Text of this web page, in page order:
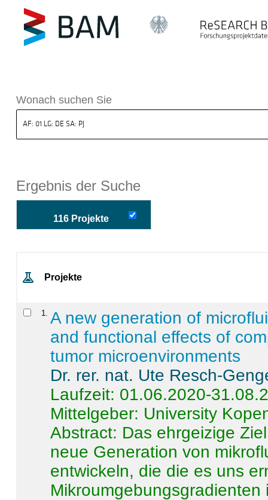
BAM
Wonach suchen Sie
Ergebnis der Suche
116 Projekte
Projekte
1
A new generation of
and functional effects of
tumor microenvironments
Dr. rer. nat. Ute Resch-
Laufzeit: 01.06.2020-
Mittelgeber: University
Abstract: Das ehrgeizige
neue Generation von
entwickeln, die die es uns
Mikroumgebungsgradienten